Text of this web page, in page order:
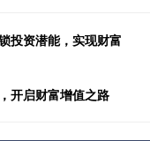
投资潜能，实现财富
开启财富增值之路